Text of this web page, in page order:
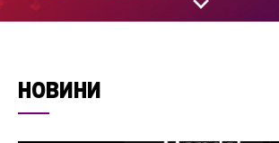
НОВИНИ